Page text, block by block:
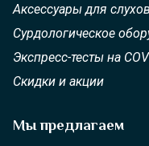
Аксессуары для
Сурдологическое
Экспресс-тесты на
Скидки и акции
Мы предлагаем